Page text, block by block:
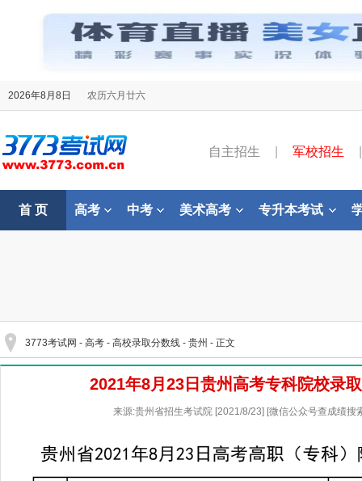
2026年8月8日 农历六月廿六
自主招生 军校招生
首 页 高考 中考 美术高考 专升本考试
3773考试网 - 高考 - 高校录取分数线 - 贵州 - 正文
2021年8月23日贵州高考专科院校录
来源:贵州省招生考试院 [2021/8/23] [微信公众号查成绩搜